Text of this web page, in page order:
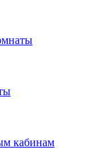
кабинам